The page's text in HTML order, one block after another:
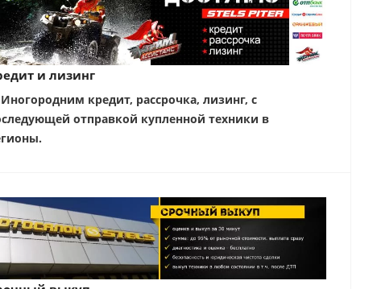
и лизинг
кредит, рассрочка, лизинг, с
отправкой купленной техники в